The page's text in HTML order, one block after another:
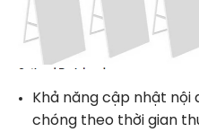
Khả năng cập nhật nội
chóng theo thời gian